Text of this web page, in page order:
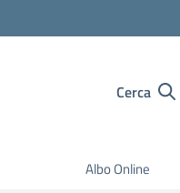
Cerca
Albo Online